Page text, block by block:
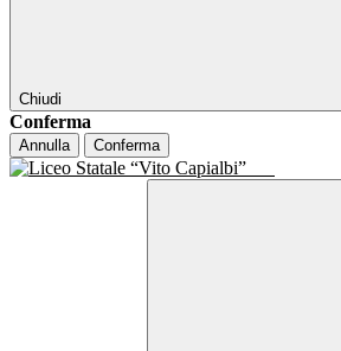
Chiudi
Conferma
Annulla Conferma